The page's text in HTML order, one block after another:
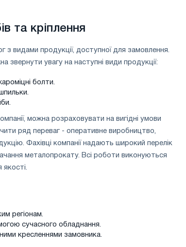
та кріплення
з видами продукції, доступної для замовлення.
звернути увагу на наступні види продукції:
болти.
можна розраховувати на вигідні умови
ряд переваг - оперативне виробництво,
Фахівці компанії надають широкий перелік
металопрокату. Всі роботи виконуються
регіонам.
сучасного обладнання.
кресленнями замовника.